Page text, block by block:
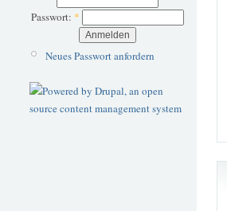
Passwort: *
Neues Passwort anfordern